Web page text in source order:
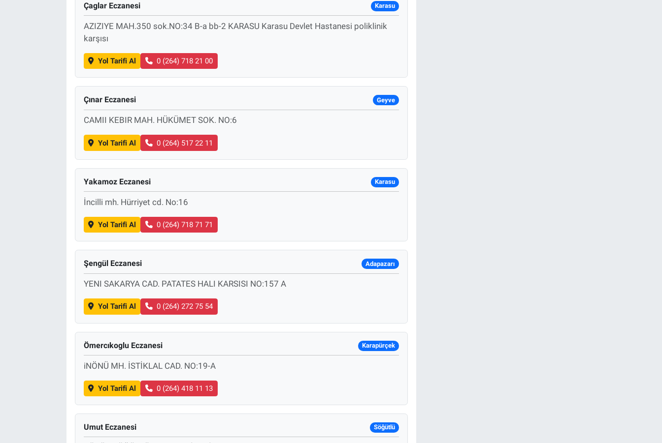
Çaglar Eczanesi Karasu
AZIZIYE MAH.350 sok.NO:34 B-a bb-2 KARASU Karasu Devlet Hastanesi poliklinik
karşısı
Yol Tarifi Al 0 (264) 718 21 00
Çınar Eczanesi Geyve
CAMII KEBIR MAH. HÜKÜMET SOK. NO:6
Yol Tarifi Al 0 (264) 517 22 11
Yakamoz Eczanesi Karasu
İncilli mh. Hürriyet cd. No:16
Yol Tarifi Al 0 (264) 718 71 71
Şengül Eczanesi Adapazarı
YENI SAKARYA CAD. PATATES HALI KARSISI NO:157 A
Yol Tarifi Al 0 (264) 272 75 54
Ömercıkoglu Eczanesi Karapürçek
iNÖNÜ MH. İSTİKLAL CAD. NO:19-A
Yol Tarifi Al 0 (264) 418 11 13
Umut Eczanesi Söğütlü